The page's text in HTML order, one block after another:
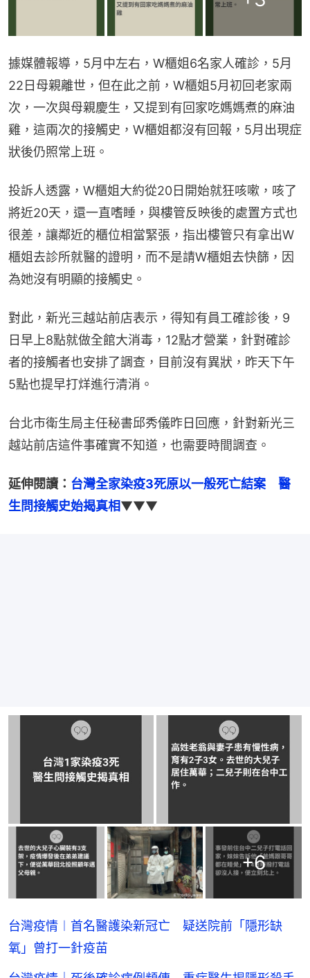
據媒體報導，5月中左右，W櫃姐6名家人確診，5月
22日母親離世，但在此之前，W櫃姐5月初回老家兩
次，一次與母親慶生，又提到有回家吃媽媽煮的麻油
雞，這兩次的接觸史，W櫃姐都沒有回報，5月出現症
狀後仍照常上班。
投訴人透露，W櫃姐大約從20日開始就狂咳嗽，咳了
將近20天，還一直嗜睡，與樓管反映後的處置方式也
很差，讓鄰近的櫃位相當緊張，指出樓管只有拿出W
櫃姐去診所就醫的證明，而不是請W櫃姐去快篩，因
為她沒有明顯的接觸史。
對此，新光三越站前店表示，得知有員工確診後，9
日早上8點就做全館大消毒，12點才營業，針對確診
者的接觸者也安排了調查，目前沒有異狀，昨天下午
5點也提早打烊進行清消。
台北市衛生局主任秘書邱秀儀昨日回應，針對新光三
越站前店這件事確實不知道，也需要時間調查。
延伸閱讀： 台灣全家染疫3死原以一般死亡結案　醫
生問接觸史始揭真相▼▼▼
+6
台灣疫情︱首名醫護染新冠亡 疑送院前「隱形缺
氧」曾打一針疫苗